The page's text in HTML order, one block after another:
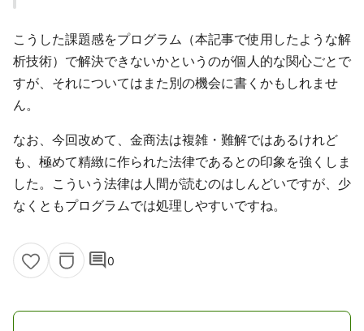
こうした課題感をプログラム（本記事で使用したような解
析技術）で解決できないかというのが個人的な関心ごとで
すが、それについてはまた別の機会に書くかもしれませ
ん。
なお、今回改めて、金商法は複雑・難解ではあるけれど
も、極めて精緻に作られた法律であるとの印象を強くしま
した。こういう法律は人間が読むのはしんどいですが、少
なくともプログラムでは処理しやすいですね。
comment0